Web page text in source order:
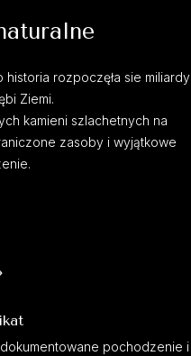
rozpoczęła sie miliardy
Ziemi.
kamieni szlachetnych na
zasoby i wyjątkowe
pochodzenie i